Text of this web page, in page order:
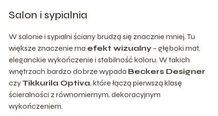
Salon i sypialnia
W salonie i sypialni ściany brudzą się znacznie mniej. Tu
większe znaczenie ma efekt wizualny– głęboki mat,
eleganckie wykończenie i stabilność koloru. W takich
wnętrzach bardzo dobrze wypada Beckers Designer
czyTikkurila Optiva, które łączą pierwszą klasę
ścieralności z równomiernym, dekoracyjnym
wykończeniem.